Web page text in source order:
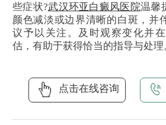
些症状?武汉环亚白癜风医院温馨
颜色减淡或边界清晰的白斑，并
议予以关注。及时观察变化并
估，有助于获得恰当的指导与处理
点击在线咨询